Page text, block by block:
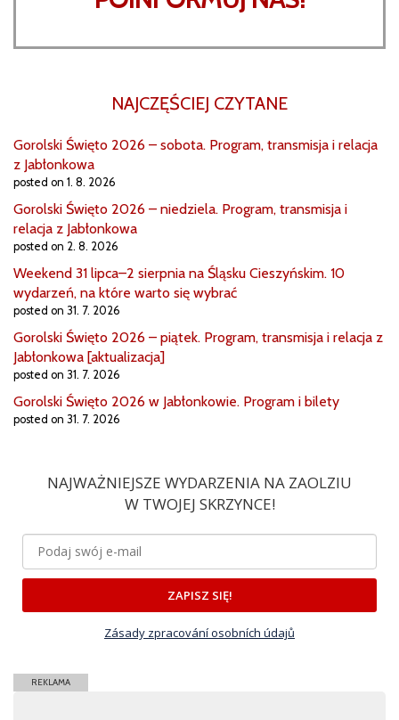
NAJCZĘŚCIEJ CZYTANE
Gorolski Święto 2026 – sobota. Program, transmisja i relacja
z Jabłonkowa
posted on 1. 8. 2026
Gorolski Święto 2026 – niedziela. Program, transmisja i
relacja z Jabłonkowa
posted on 2. 8. 2026
Weekend 31 lipca–2 sierpnia na Śląsku Cieszyńskim. 10
wydarzeń, na które warto się wybrać
posted on 31. 7. 2026
Gorolski Święto 2026 – piątek. Program, transmisja i relacja z
Jabłonkowa [aktualizacja]
posted on 31. 7. 2026
Gorolski Święto 2026 w Jabłonkowie. Program i bilety
posted on 31. 7. 2026
NAJWAŻNIEJSZE WYDARZENIA NA ZAOLZIU
W TWOJEJ SKRZYNCE!
ZAPISZ SIĘ!
Zásady zpracování osobních údajů
REKLAMA